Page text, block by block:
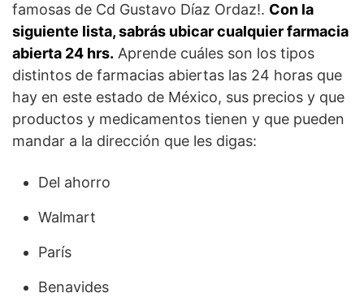
famosas de Cd Gustavo Díaz Ordaz!. Con la
siguiente lista, sabrás ubicar cualquier farmacia
abierta 24 hrs. Aprende cuáles son los tipos
distintos de farmacias abiertas las 24 horas que
hay en este estado de México, sus precios y que
productos y medicamentos tienen y que pueden
mandar a la dirección que les digas:
Del ahorro
Walmart
París
Benavides